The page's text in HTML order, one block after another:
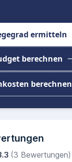
ermitteln
berechnen
berechnen
(3 Bewertungen)